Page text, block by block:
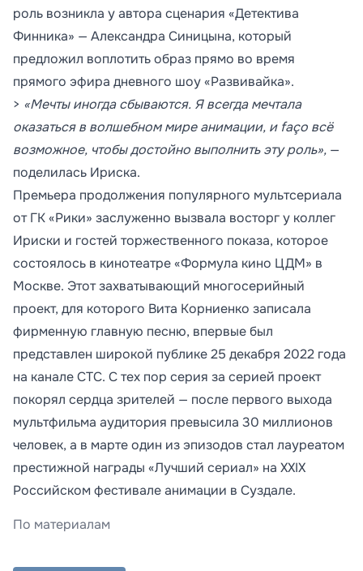
роль возникла у автора сценария «Детектива
Финника» — Александра Синицына, который
предложил воплотить образ прямо во время
прямого эфира дневного шоу «Развивайка».
> «Мечты иногда сбываются. Я всегда мечтала
оказаться в волшебном мире анимации, и faço всё
возможное, чтобы достойно выполнить эту роль», —
поделилась Ириска.
Премьера продолжения популярного мультсериала
от ГК «Рики» заслуженно вызвала восторг у коллег
Ириски и гостей торжественного показа, которое
состоялось в кинотеатре «Формула кино ЦДМ» в
Москве. Этот захватывающий многосерийный
проект, для которого Вита Корниенко записала
фирменную главную песню, впервые был
представлен широкой публике 25 декабря 2022 года
на канале СТС. С тех пор серия за серией проект
покорял сердца зрителей — после первого выхода
мультфильма аудитория превысила 30 миллионов
человек, а в марте один из эпизодов стал лауреатом
престижной награды «Лучший сериал» на XXIX
Российском фестивале анимации в Суздале.
По материалам